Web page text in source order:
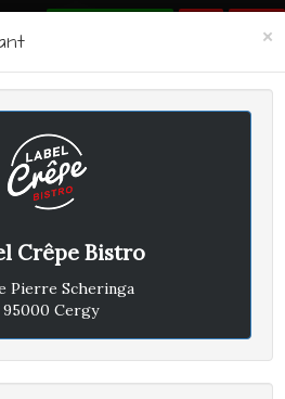
- BISTRO
A
×
Crêpe Bistro
Pierre Scheringa
95000 Cergy